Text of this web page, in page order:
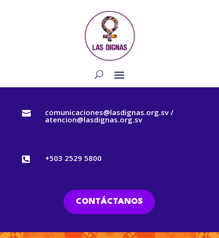
 comunicaciones@lasdignas.org.sv /
atencion@lasdignas.org.sv
 +503 2529 5800
CONTÁCTANOS